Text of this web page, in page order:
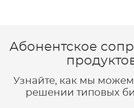
Абонентское
Узнайте, как мы
решении типовых